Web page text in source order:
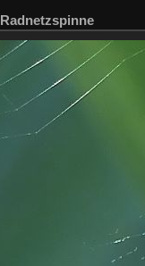
Radnetzspinne